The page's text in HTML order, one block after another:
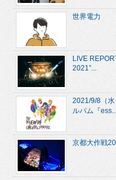
世界電力
LIVE
2021”...
2021/9/8（
ルバム『
京都大作戦